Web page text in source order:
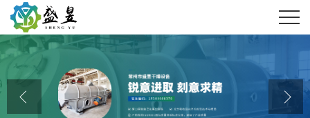
公司首页
公司介绍
公司动态